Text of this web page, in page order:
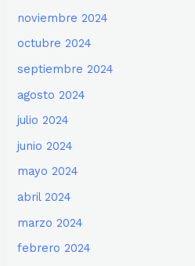
noviembre 2024
octubre 2024
septiembre 2024
agosto 2024
julio 2024
junio 2024
mayo 2024
abril 2024
marzo 2024
febrero 2024